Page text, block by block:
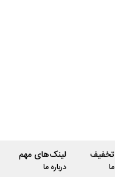
تخفیف لینک‌های مهم
درباره ما